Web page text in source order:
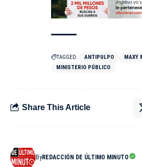
TAGGED: ANTIPULPO
MAXY
MINISTERIO PÚBLICO
Share This Article
ByREDACCIÓN DE ÚLTIMO MINUTO